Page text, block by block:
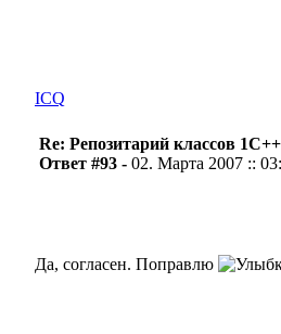
ICQ
Re: Репозитарий классов
Ответ #93 - 02. Марта 2007 ::
Да, согласен. Поправлю